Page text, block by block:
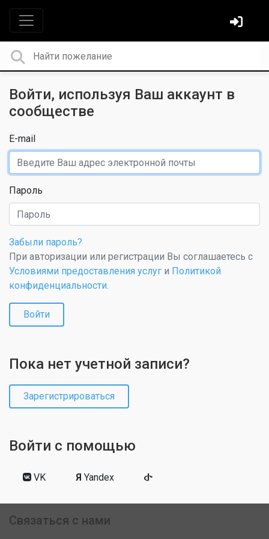
Войти, используя Ваш аккаунт в
сообществе
E-mail
Пароль
Забыли пароль?
При авторизации или регистрации Вы соглашаетесь с
Условиями предоставления услуг и Политикой
конфиденциальности.
Войти
Пока нет учетной записи?
Зарегистрироваться
Войти с помощью
VK Я Yandex
Связаться с нами